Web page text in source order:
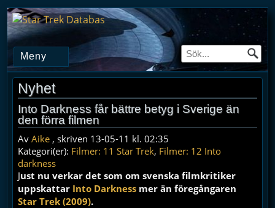
Nyhet
Into Darkness får bättre betyg i Sverige än
den förra filmen
AvAike , skriven 13-05-11 kl. 02:35
Kategori(er): Filmer: 11 Star Trek, Filmer: 12 Into
darkness
Just nu verkar det som om svenska filmkritiker
uppskattar Into Darkness mer än föregångaren
Star Trek (2009).
Meny